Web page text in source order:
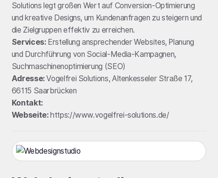
Solutions legt großen Wert auf Conversion-Optimierung
und kreative Designs, um Kundenanfragen zu steigern und
die Zielgruppen effektiv zu erreichen.
Services:Erstellung ansprechender Websites, Planung
und Durchführung von Social-Media-Kampagnen,
Suchmaschinenoptimierung (SEO)
Adresse:Vogelfrei Solutions, Altenkesseler Straße 17,
66115 Saarbrücken
Kontakt:
Webseite:https://www.vogelfrei-solutions.de/